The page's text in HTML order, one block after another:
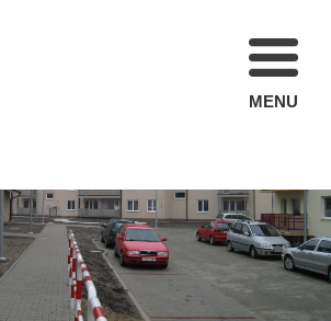
MENU
AKTUALNOŚCI
STREFA
OFERTA